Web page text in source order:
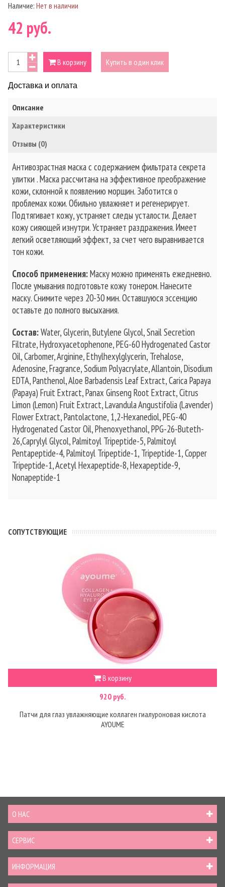
Наличие: Нет в наличии
42 руб.
В корзину Купить в один клик
Доставка и оплата
Описание
Характеристики
Отзывы (0)
Антивозрастная маска с содержанием фильтрата секрета
улитки . Маска рассчитана на эффективное преображение
кожи, склонной к появлению морщин. Заботится о
проблемах кожи. Обильно увлажняет и регенерирует.
Подтягивает кожу, устраняет следы усталости. Делает
кожу сияющей изнутри. Устраняет раздражения. Имеет
легкий осветляющий эффект, за счет чего выравнивается
тон кожи.
Способ применения:Маску можно применять ежедневно.
После умывания подготовьте кожу тонером. Нанесите
маску. Снимите через 20-30 мин. Оставшуюся эссенцию
оставьте до полного высыхания.
Состав:Water, Glycerin, Butylene Glycol, Snail Secretion
Filtrate, Hydroxyacetophenone, PEG-60 Hydrogenated Castor
Oil, Carbomer, Arginine, Ethylhexylglycerin, Trehalose,
Adenosine, Fragrance, Sodium Polyacrylate, Allantoin, Disodium
EDTA, Panthenol, Aloe Barbadensis Leaf Extract, Carica Papaya
(Papaya) Fruit Extract, Panax Ginseng Root Extract, Citrus
Limon (Lemon) Fruit Extract, Lavandula Angustifolia (Lavender)
Flower Extract, Pantolactone, 1,2-Hexanediol, PEG-40
Hydrogenated Castor Oil, Phenoxyethanol, PPG-26-Buteth-
26,Caprylyl Glycol, Palmitoyl Tripeptide-5, Palmitoyl
Pentapeptide-4, Palmitoyl Tripeptide-1, Tripeptide-1, Copper
Tripeptide-1, Acetyl Hexapeptide-8, Hexapeptide-9,
Nonapeptide-1
CОПУТСТВУЮЩИЕ
В корзину
920 руб.
Патчи для глаз увлажняющие коллаген гиалуроновая кислота
AYOUME
О НАС
СЕРВИС
ИНФОРМАЦИЯ